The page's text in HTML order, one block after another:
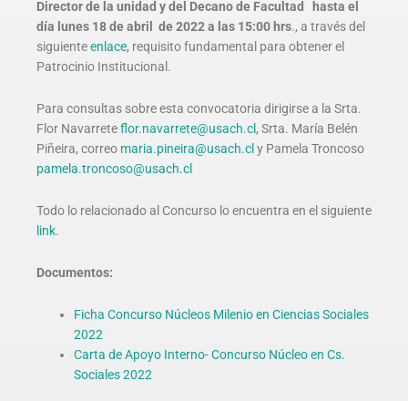
Director de la unidad y del Decano de Facultad hasta el
día lunes 18 de abril de 2022 a las 15:00 hrs., a través del
siguienteenlace, requisito fundamental para obtener el
Patrocinio Institucional.
Para consultas sobre esta convocatoria dirigirse a la Srta.
Flor Navarreteflor.navarrete@usach.cl , Srta. María Belén
Piñeira, correo maria.pineira@usach.cl y Pamela Troncoso
pamela.troncoso@usach.cl
Todo lo relacionado al Concurso lo encuentra en el siguiente
link.
Documentos:
Ficha Concurso Núcleos Milenio en Ciencias Sociales
2022
Carta de Apoyo Interno- Concurso Núcleo en Cs.
Sociales 2022